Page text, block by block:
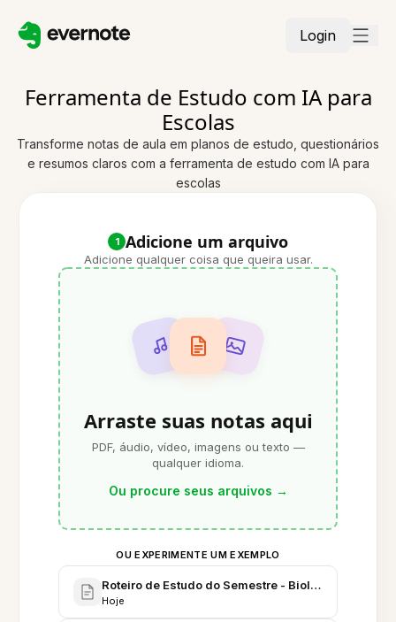
Login
Ferramenta de Estudo com IA para
Escolas
Transforme notas de aula em planos de estudo, questionários
e resumos claros com a ferramenta de estudo com IA para
escolas
1 Adicione um arquivo
Adicione qualquer coisa que queira usar.
Arraste suas notas aqui
PDF, áudio, vídeo, imagens ou texto —
qualquer idioma.
Ou procure seus arquivos →
OU EXPERIMENTE UM EXEMPLO
Roteiro de Estudo do Semestre - Biologia Celular
Hoje